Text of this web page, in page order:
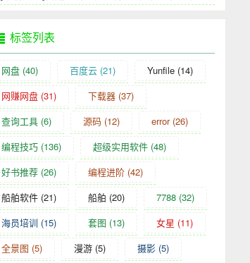
标签列表
网盘(40) 百度云(21) Yunfile(14)
网赚网盘(31) 下载器(37)
查询工具(6) 源码(12) error(26)
编程技巧(136) 超级实用软件(48)
好书推荐(26) 编程进阶(42)
船舶软件(21) 船舶 (20) 7788(32)
海员培训 (15) 套图 (13) 女星 (11)
全景图 (5) 漫游(5) 摄影(5)